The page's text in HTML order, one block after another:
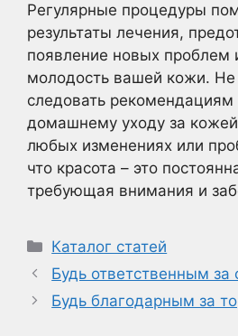
Регулярные процедуры
результаты лечения,
появление новых проблем
молодость вашей кожи. Не
следовать рекомендациям
домашнему уходу за
любых изменениях или
что красота – это
требующая внимания и
Рубрики
Каталог статей
Будь ответственным за
Будь благодарным за